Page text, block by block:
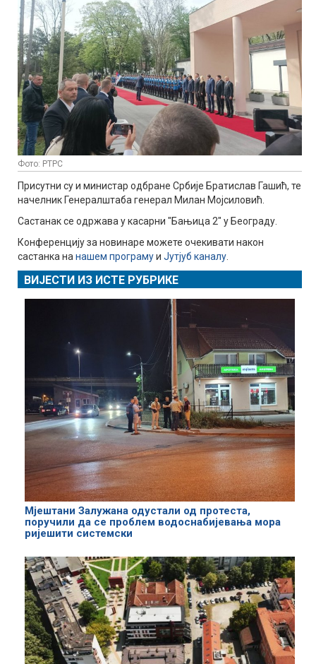
Фото: РТРС
Присутни су и министар одбране Србије Братислав Гашић, те
начелник Генералштаба генерал Милан Мојсиловић.
Састанак се одржава у касарни "Бањица 2" у Београду.
Конференцију за новинаре можете очекивати након
састанка нанашем програмуи Јутјуб каналу.
ВИЈЕСТИ ИЗ ИСТЕ РУБРИКЕ
Мјештани Залужана одустали од протеста,
поручили да се проблем водоснабијевања мора
ријешити системски